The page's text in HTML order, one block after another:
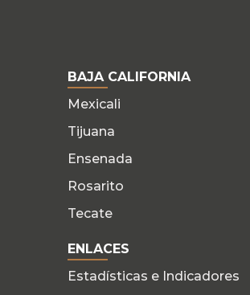
BAJA CALIFORNIA
Mexicali
Tijuana
Ensenada
Rosarito
Tecate
ENLACES
Estadísticas e Indicadores